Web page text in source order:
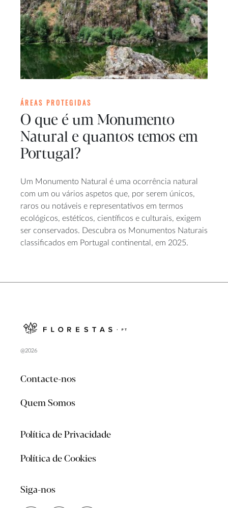
ÁREAS PROTEGIDAS
O que é um Monumento
Natural e quantos temos em
Portugal?
Um Monumento Natural é uma ocorrência natural
com um ou vários aspetos que, por serem únicos,
raros ou notáveis e representativos em termos
ecológicos, estéticos, científicos e culturais, exigem
ser conservados. Descubra os Monumentos Naturais
classificados em Portugal continental, em 2025.
@2026
Contacte-nos
Quem Somos
Política de Privacidade
Política de Cookies
Siga-nos